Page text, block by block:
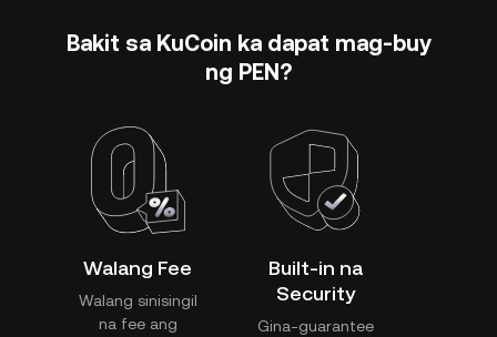
Bakit sa KuCoin ka dapat mag-buy
ng PEN?
Walang Fee
Walang sinisingil
na fee ang
Built-in na
Security
Gina-guarantee